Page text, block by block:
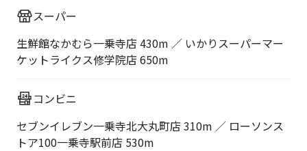
スーパー
生鮮館なかむら一乗寺店 430m ／ いかりスーパーマー
ケットライクス修学院店 650m
コンビニ
セブンイレブン一乗寺北大丸町店 310m ／ ローソンス
トア100一乗寺駅前店 530m